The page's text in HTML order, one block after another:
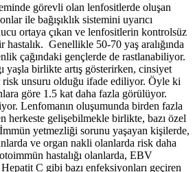
görevli olan lenfositlerde oluşan
ile bağışıklık sistemini uyarıcı
ortaya çıkan ve lenfositlerin kontrolsüz
hastalık. Genellikle 50-70 yaş aralığında
çağındaki gençlerde de rastlanabiliyor.
yaşla birlikte artış gösterirken, cinsiyet
unsuru olduğu ifade ediliyor. Öyle ki
göre 1.5 kat daha fazla görülüyor.
Lenfomanın oluşumunda birden fazla
herkeste gelişebilmekle birlikte, bazı özel
yetmezliği sorunu yaşayan kişilerde,
ve organ nakli olanlarda risk daha
hastalığı olanlarda, EBV
C gibi bazı enfeksiyonları geçiren